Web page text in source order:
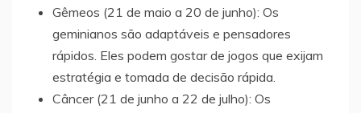
Gêmeos (21 de maio a 20 de junho): Os
geminianos são adaptáveis e pensadores
rápidos. Eles podem gostar de jogos que exijam
estratégia e tomada de decisão rápida.
Câncer (21 de junho a 22 de julho): Os